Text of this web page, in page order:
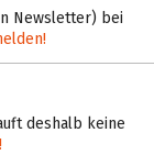
Newsletter) bei
deshalb keine